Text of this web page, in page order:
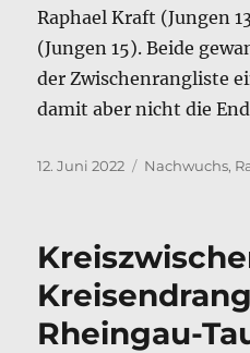
Raphael Kraft (Jungen
(Jungen 15). Beide
der Zwischenrangliste
damit aber nicht die
Veröffentlicht
12. Juni 2022 Kategorien
Nachwuchs,
Rheingau-